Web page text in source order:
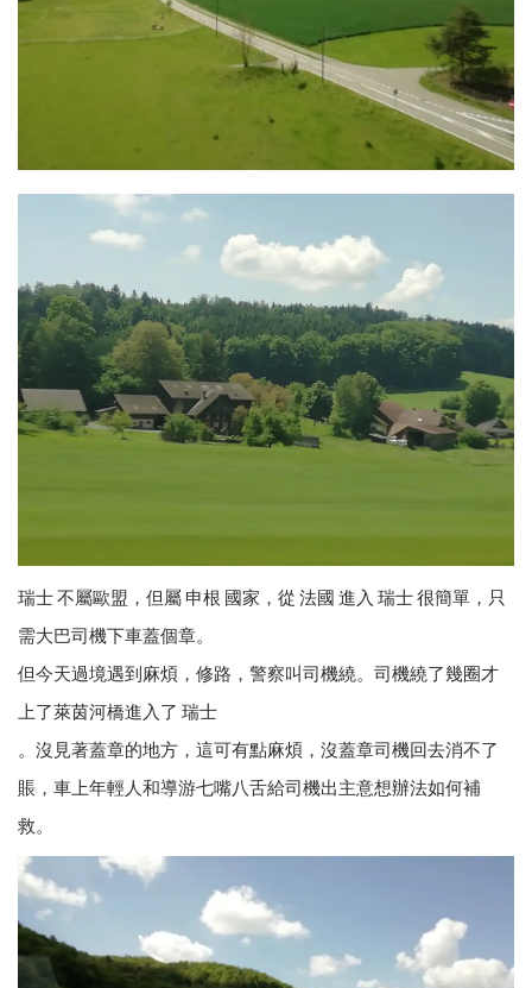
瑞士 不屬歐盟，但屬 申根 國家，從 法國 進入 瑞士 很簡單，只
需大巴司機下車蓋個章。
但今天過境遇到麻煩，修路，警察叫司機繞。司機繞了幾圈才
上了萊茵河橋進入了 瑞士
。沒見著蓋章的地方，這可有點麻煩，沒蓋章司機回去消不了
賬，車上年輕人和導游七嘴八舌給司機出主意想辦法如何補
救。